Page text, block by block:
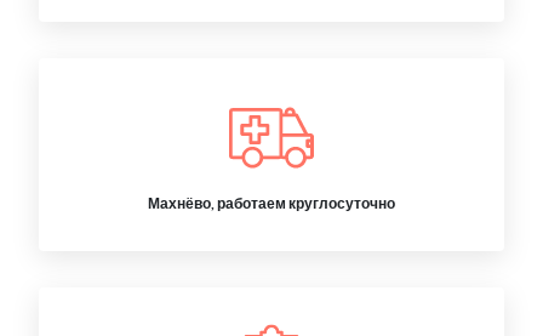
Махнёво, работаем круглосуточно